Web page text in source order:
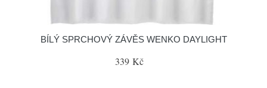
BÍLÝ SPRCHOVÝ ZÁVĚS WENKO DAYLIGHT
339 Kč